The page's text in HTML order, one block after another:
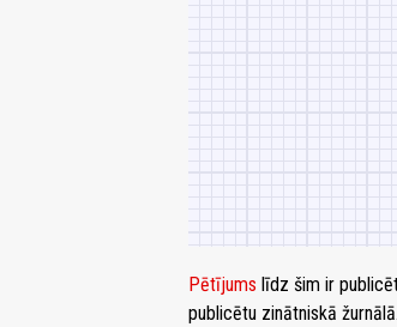
Pētījums līdz šim ir
publicētu zinātniskā